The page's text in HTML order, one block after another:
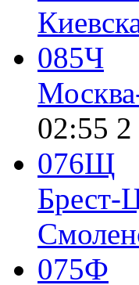
085Ч
02:55
076Щ
Брест-
075Ф